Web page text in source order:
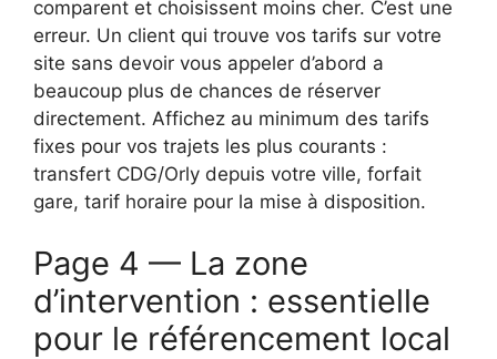
comparent et choisissent moins cher. C’est une
erreur. Un client qui trouve vos tarifs sur votre
site sans devoir vous appeler d’abord a
beaucoup plus de chances de réserver
directement. Affichez au minimum des tarifs
fixes pour vos trajets les plus courants :
transfert CDG/Orly depuis votre ville, forfait
gare, tarif horaire pour la mise à disposition.
Page 4 — La zone
d’intervention : essentielle
pour le référencement local